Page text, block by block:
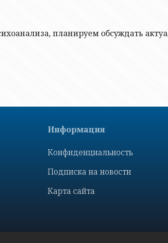
планируем обсуждать
Информация
Конфиденциальность
Подписка на новости
Карта сайта